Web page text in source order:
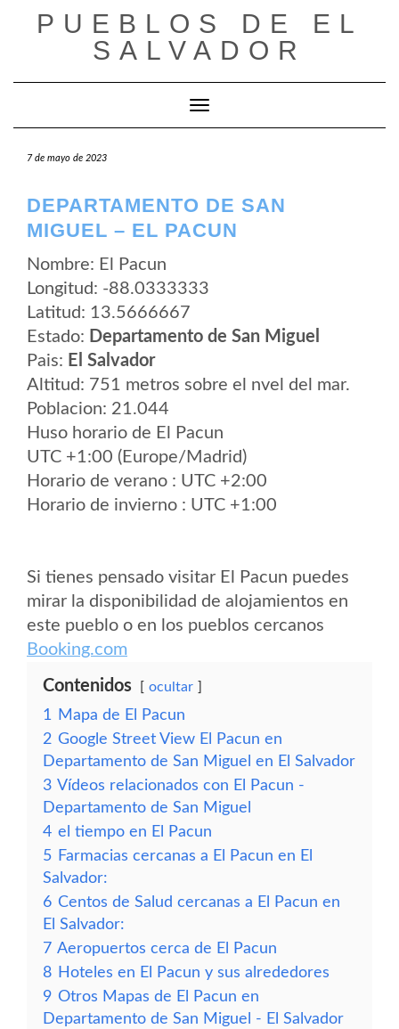
PUEBLOS DE EL
SALVADOR
Cambiar modo de navegación
7 de mayo de 2023
DEPARTAMENTO DE SAN
MIGUEL – EL PACUN
Nombre: El Pacun
Longitud: -88.0333333
Latitud: 13.5666667
Estado: Departamento de San Miguel
Pais: El Salvador
Altitud: 751 metros sobre el nvel del mar.
Poblacion: 21.044
Huso horario de El Pacun
UTC +1:00 (Europe/Madrid)
Horario de verano : UTC +2:00
Horario de invierno : UTC +1:00
Si tienes pensado visitar El Pacun puedes
mirar la disponibilidad de alojamientos en
este pueblo o en los pueblos cercanos
Booking.com
Contenidos ocultar
1
Mapa de El Pacun
2 Google Street View El Pacun en
Departamento de San Miguel en El Salvador
3 Vídeos relacionados con El Pacun -
Departamento de San Miguel
4 el tiempo en El Pacun
5 Farmacias cercanas a El Pacun en El
Salvador:
6 Centos de Salud cercanas a El Pacun en
El Salvador:
7 Aeropuertos cerca de El Pacun
8 Hoteles en El Pacun y sus alrededores
9 Otros Mapas de El Pacun en
Departamento de San Miguel - El Salvador